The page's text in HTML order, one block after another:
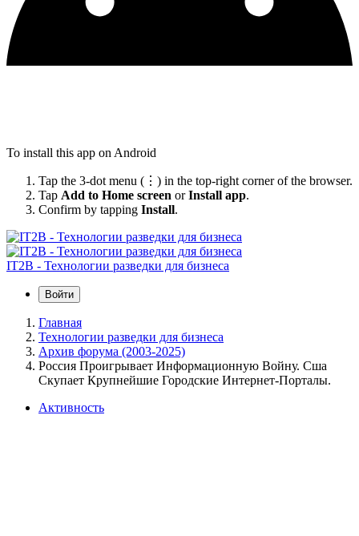
To install this app on Android
Tap the 3-dot menu (⋮) in the top-right corner of the browser.
Tap Add to Home screen orInstall app.
Confirm by tapping Install.
IT2B - Технологии разведки для бизнеса
Войти
Главная
Технологии разведки для бизнеса
Архив форума (2003-2025)
Россия Проигрывает Информационную Войну. Сша
Скупает Крупнейшие Городские Интернет-Порталы.
Активность